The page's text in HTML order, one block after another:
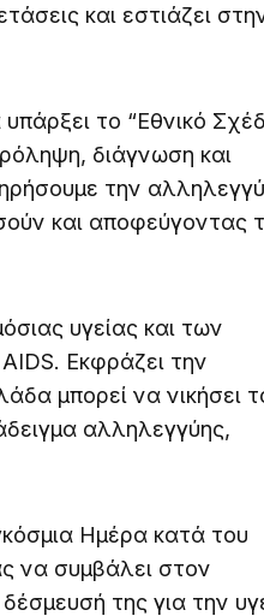
και εστιάζει
το “Εθνικό
διάγνωση και
την
και αποφεύγοντας
υγείας και των
Εκφράζει την
μπορεί να νικήσει
αλληλεγγύης,
Ημέρα κατά του
να συμβάλει στον
της για την